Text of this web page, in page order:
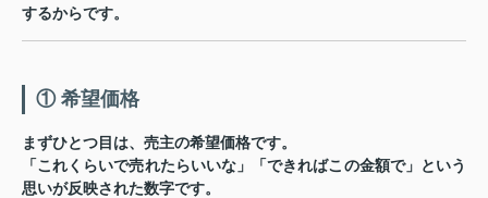
するからです。
① 希望価格
まずひとつ目は、 売主の希望価格です。
「これくらいで売れたらいいな」「できればこの金額で」という
思いが反映された数字です。